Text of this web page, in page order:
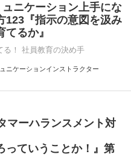
ニケーション上手にな
123『指示の意図を汲み
るか』
る！ 社員教育の決め手
ニケーションインストラクター
ーハランスメント対
っていうことか！』第